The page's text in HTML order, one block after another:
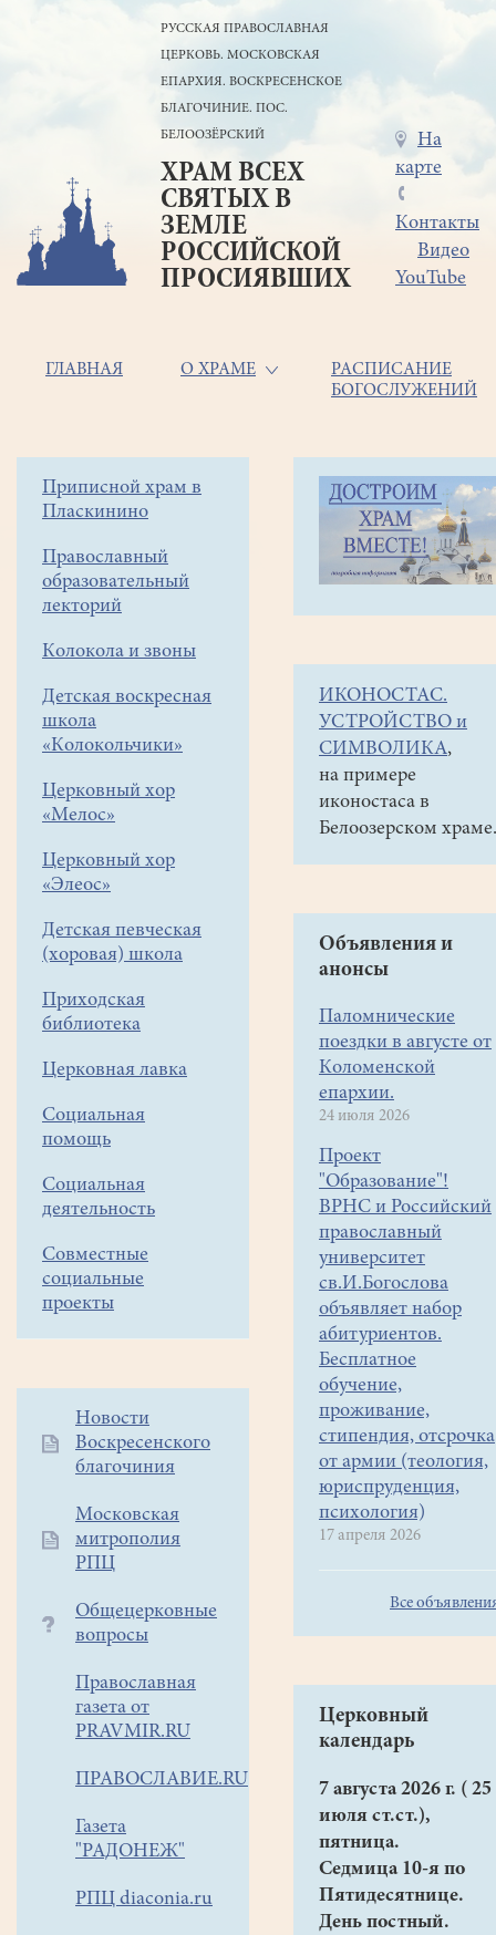
РУССКАЯ ПРАВОСЛАВНАЯ
ЦЕРКОВЬ. МОСКОВСКАЯ
ЕПАРХИЯ. ВОСКРЕСЕНСКОЕ
БЛАГОЧИНИЕ. ПОС.
БЕЛООЗЁРСКИЙ
ХРАМ ВСЕХ
СВЯТЫХ В
ЗЕМЛЕ
РОССИЙСКОЙ
ПРОСИЯВШИХ
Меню
в
шапке
На
карте
Контакты
Видео
YouTube
Основная
ГЛАВНАЯ О ХРАМЕ
РАСПИСАНИЕ
БОГОСЛУЖЕНИЙ
Боковое
меню
Приписной храм в
Пласкинино
Православный
образовательный
лекторий
Колокола и звоны
Детская воскресная
школа
«Колокольчики»
Церковный хор
«Мелос»
Церковный хор
«Элеос»
Детская певческая
(хоровая) школа
Приходская
библиотека
Церковная лавка
Социальная
помощь
Социальная
деятельность
Совместные
социальные
проекты
Дополнительное
меню
Новости
Воскресенского
благочиния
Московская
митрополия
РПЦ
Общецерковные
вопросы
Православная
газета от
PRAVMIR.RU
ПРАВОСЛАВИЕ.RU
Газета
"РАДОНЕЖ"
РПЦ diaconia.ru
Строка
навигации
Галереи
Пятница.
Вынос
Плащаницы
17.04.
ИКОНОСТАС.
УСТРОЙСТВО и
СИМВОЛИКА,
на примере
иконостаса в
Белоозерском храме.
Объявления и
анонсы
Паломнические
поездки в августе от
Коломенской
епархии.
24 июля 2026
Проект
"Образование"!
ВРНС и Российский
православный
университет
св.И.Богослова
объявляет набор
абитуриентов.
Бесплатное
обучение,
проживание,
стипендия, отсрочка
от армии (теология,
юриспруденция,
психология)
17 апреля 2026
Все
Церковный
календарь
7 августа 2026 г. ( 25
июля ст.ст.),
пятница.
Седмица 10-я по
Пятидесятнице.
День постный.